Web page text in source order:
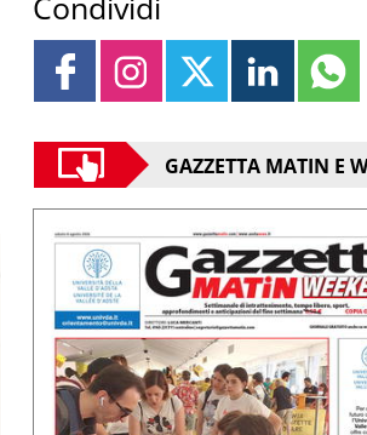
GAZZETTA MATIN E